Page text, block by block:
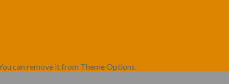
can remove it from Theme Options.